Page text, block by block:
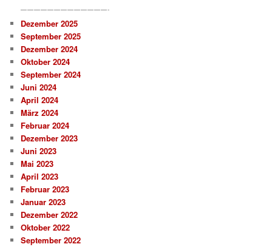
—————————————-
Dezember 2025
September 2025
Dezember 2024
Oktober 2024
September 2024
Juni 2024
April 2024
März 2024
Februar 2024
Dezember 2023
Juni 2023
Mai 2023
April 2023
Februar 2023
Januar 2023
Dezember 2022
Oktober 2022
September 2022